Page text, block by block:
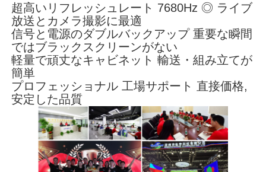
超高いリフレッシュレート 7680Hz ◎ ライブ
放送とカメラ撮影に最適
信号と電源のダブルバックアップ 重要な瞬間
ではブラックスクリーンがない
軽量で頑丈なキャビネット 輸送・組み立てが
簡単
プロフェッショナル 工場サポート 直接価格,
安定した品質